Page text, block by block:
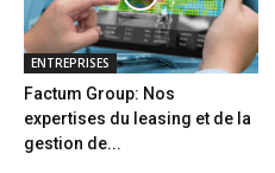
ENTREPRISES
Factum Group: Nos
expertises du leasing et de la
gestion de...